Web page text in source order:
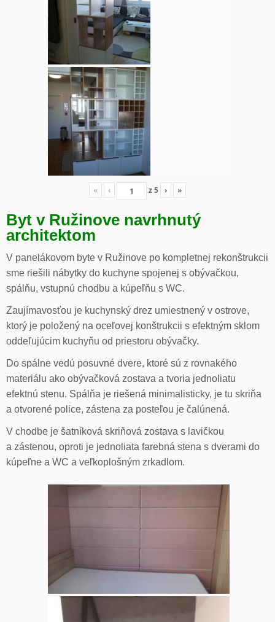
« ‹ z5 › »
Byt v Ružinove navrhnutý
architektom
V panelákovom byte v Ružinove po kompletnej rekonštrukcii
sme riešili nábytky do kuchyne spojenej s obývačkou,
spálňu, vstupnú chodbu a kúpeľňu s WC.
Zaujímavosťou je kuchynský drez umiestnený v ostrove,
ktorý je položený na oceľovej konštrukcii s efektným sklom
oddeľujúcim kuchyňu od priestoru obývačky.
Do spálne vedú posuvné dvere, ktoré sú z rovnakého
materiálu ako obývačková zostava a tvoria jednoliatu
efektnú stenu. Spálňa je riešená minimalisticky, je tu skriňa
a otvorené police, zástena za posteľou je čalúnená.
V chodbe je šatníková skriňová zostava s lavičkou
a zástenou, oproti je jednoliata farebná stena s dverami do
kúpeľne a WC a veľkoplošným zrkadlom.